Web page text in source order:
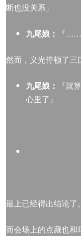
断也没关系」
九尾娘： 『
然而，义光停顿了三
九尾娘：
『就
心里了』
最上已经得出结论了。
而会场上的点藏也和